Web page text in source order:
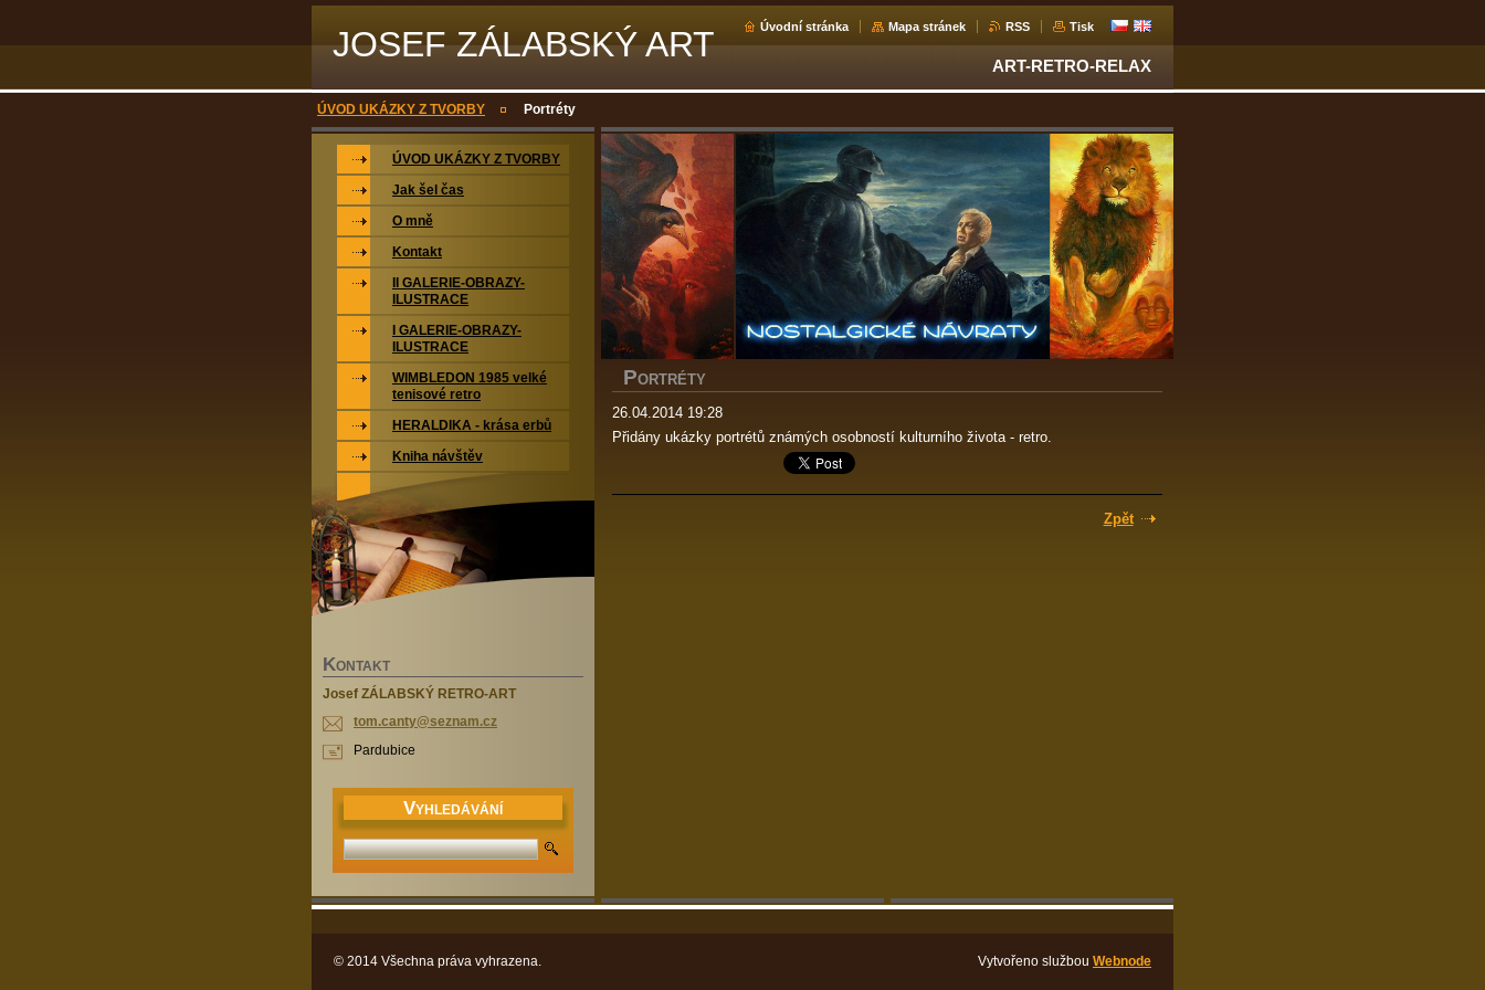
JOSEF ZÁLABSKÝ ART Úvodní stránka Mapa stránek RSS Tisk
ART-RETRO-RELAX
ÚVOD UKÁZKY Z TVORBY Portréty
PORTRÉTY
26.04.2014 19:28
Přidány ukázky portrétů známých osobností kulturního života - retro.
Zpět
ÚVOD UKÁZKY Z TVORBY
Jak šel čas
O mně
Kontakt
II GALERIE-OBRAZY-
ILUSTRACE
I GALERIE-OBRAZY-
ILUSTRACE
WIMBLEDON 1985 velké
tenisové retro
HERALDIKA - krása erbů
Kniha návštěv
KONTAKT
Josef ZÁLABSKÝ RETRO-ART
tom.canty@seznam.cz
Pardubice
VYHLEDÁVÁNÍ
© 2014 Všechna práva vyhrazena. Vytvořeno službou Webnode